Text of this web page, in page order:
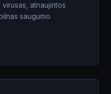
atnaujintos
saugumo